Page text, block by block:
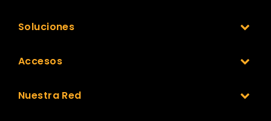
Soluciones
Accesos
Nuestra Red